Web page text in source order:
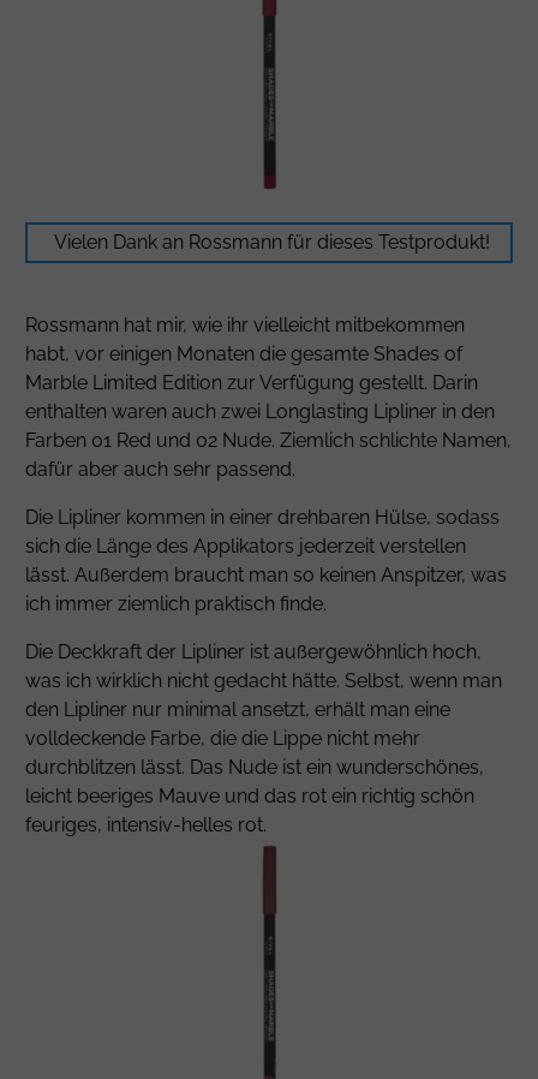
Vielen Dank an Rossmann für dieses Testprodukt!
Rossmann hat mir, wie ihr vielleicht mitbekommen
habt, vor einigen Monaten die gesamte Shades of
Marble Limited Edition zur Verfügung gestellt. Darin
enthalten waren auch zwei Longlasting Lipliner in den
Farben 01 Red und 02 Nude. Ziemlich schlichte Namen,
dafür aber auch sehr passend.
Die Lipliner kommen in einer drehbaren Hülse, sodass
sich die Länge des Applikators jederzeit verstellen
lässt. Außerdem braucht man so keinen Anspitzer, was
ich immer ziemlich praktisch finde.
Die Deckkraft der Lipliner ist außergewöhnlich hoch,
was ich wirklich nicht gedacht hätte. Selbst, wenn man
den Lipliner nur minimal ansetzt, erhält man eine
volldeckende Farbe, die die Lippe nicht mehr
durchblitzen lässt. Das Nude ist ein wunderschönes,
leicht beeriges Mauve und das rot ein richtig schön
feuriges, intensiv-helles rot.